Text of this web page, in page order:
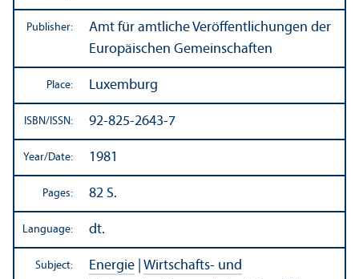
Publisher:
Amt für amtliche Veröffentlichungen der
Europäischen Gemeinschaften
Place: Luxemburg
ISBN/ISSN: 92-825-2643-7
Year/Date: 1981
Pages: 82 S.
Language: dt.
Subject: Energie Wirtschafts- und